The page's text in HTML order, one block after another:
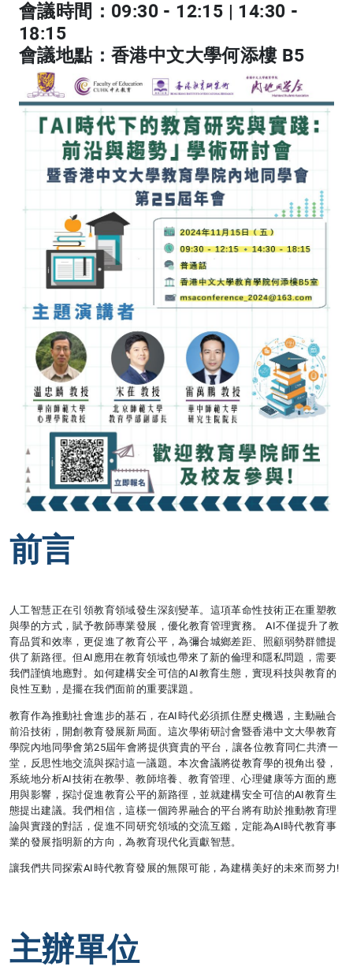
會議時間：09:30 - 12:15 | 14:30 -
18:15
會議地點：香港中文大學何添樓 B5
前言
人工智慧正在引領教育領域發生深刻變革。這項革命性技術正在重塑教
與學的方式，賦予教師專業發展，優化教育管理實務。 AI不僅提升了教
育品質和效率，更促進了教育公平，為彌合城鄉差距、照顧弱勢群體提
供了新路徑。但AI應用在教育領域也帶來了新的倫理和隱私問題，需要
我們謹慎地應對。如何建構安全可信的AI教育生態，實現科技與教育的
良性互動，是擺在我們面前的重要課題。
教育作為推動社會進步的基石，在AI時代必須抓住歷史機遇，主動融合
前沿技術，開創教育發展新局面。這次學術研討會暨香港中文大學教育
學院內地同學會第25屆年會將提供寶貴的平台，讓各位教育同仁共濟一
堂，反思性地交流與探討這一議題。本次會議將從教育學的視角出發，
系統地分析AI技術在教學、教師培養、教育管理、心理健康等方面的應
用與影響，探討促進教育公平的新路徑，並就建構安全可信的AI教育生
態提出建議。我們相信，這樣一個跨界融合的平台將有助於推動教育理
論與實踐的對話，促進不同研究領域的交流互鑑，定能為AI時代教育事
業的發展指明新的方向，為教育現代化貢獻智慧。
讓我們共同探索AI時代教育發展的無限可能，為建構美好的未來而努力!
主辦單位